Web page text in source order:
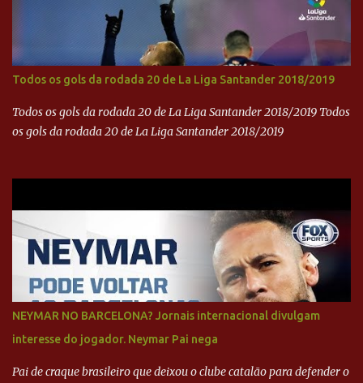
Todos os gols da rodada 20 de La Liga Santander 2018/2019
Todos os gols da rodada 20 de La Liga Santander 2018/2019 Todos
os gols da rodada 20 de La Liga Santander 2018/2019
NEYMAR NO BARCELONA? Jornais internacional divulgam
interesse do jogador. Neymar Pai nega
Pai de craque brasileiro que deixou o clube catalão para defender o